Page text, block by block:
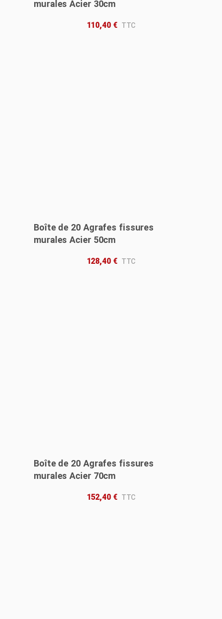
murales Acier 30cm
110,40 €
Boîte de 20 Agrafes fissures
murales Acier 50cm
128,40 €
Boîte de 20 Agrafes fissures
murales Acier 70cm
152,40 €